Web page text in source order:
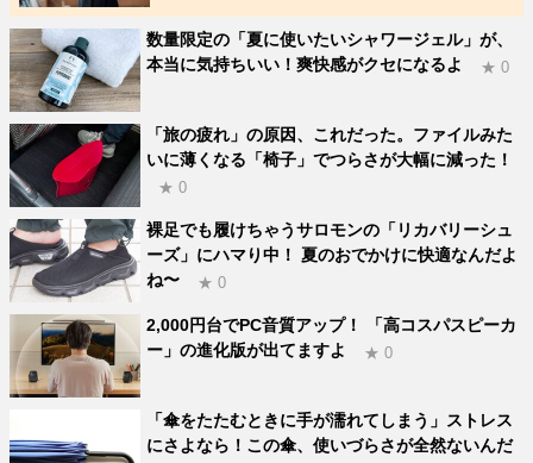
数量限定の「夏に使いたいシャワージェル」が、
本当に気持ちいい！爽快感がクセになるよ
★ 0
「旅の疲れ」の原因、これだった。ファイルみた
いに薄くなる「椅子」でつらさが大幅に減った！
★ 0
裸足でも履けちゃうサロモンの「リカバリーシュ
ーズ」にハマり中！ 夏のおでかけに快適なんだよ
ね〜
★ 0
2,000円台でPC音質アップ！ 「高コスパスピーカ
ー」の進化版が出てますよ
★ 0
「傘をたたむときに手が濡れてしまう」ストレス
にさよなら！この傘、使いづらさが全然ないんだ